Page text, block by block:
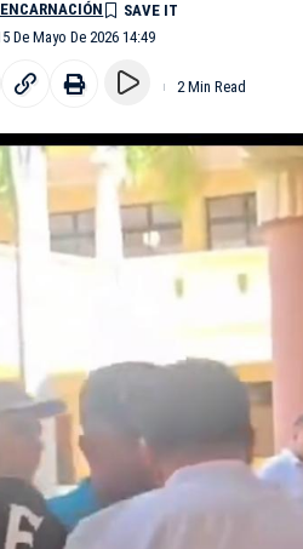
De Mayo De 2026 14:49
2 Min Read